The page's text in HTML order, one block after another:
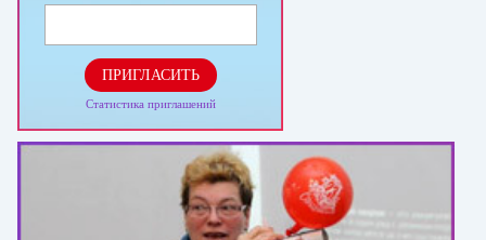
ПРИГЛАСИТЬ
Статистика приглашений